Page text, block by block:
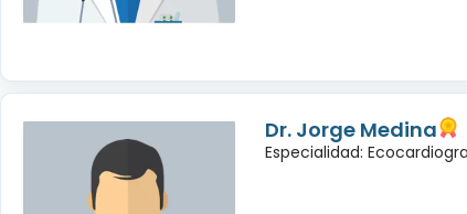
Dr. Jorge Medina
Especialidad: